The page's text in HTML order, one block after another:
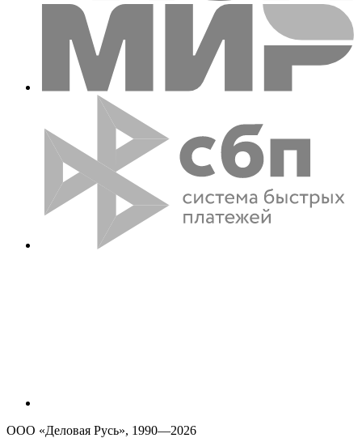
ООО «Деловая Русь», 1990—2026